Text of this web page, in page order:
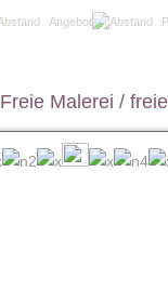
Angebot
Freie Malerei /